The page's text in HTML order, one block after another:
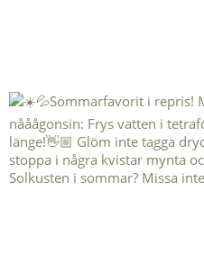
Solkusten i sommar? Missa